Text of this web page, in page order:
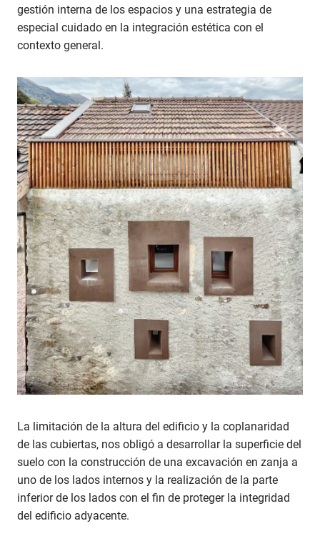
gestión interna de los espacios y una estrategia de
especial cuidado en la integración estética con el
contexto general.
La limitación de la altura del edificio y la coplanaridad
de las cubiertas, nos obligó a desarrollar la superficie del
suelo con la construcción de una excavación en zanja a
uno de los lados internos y la realización de la parte
inferior de los lados con el fin de proteger la integridad
del edificio adyacente.